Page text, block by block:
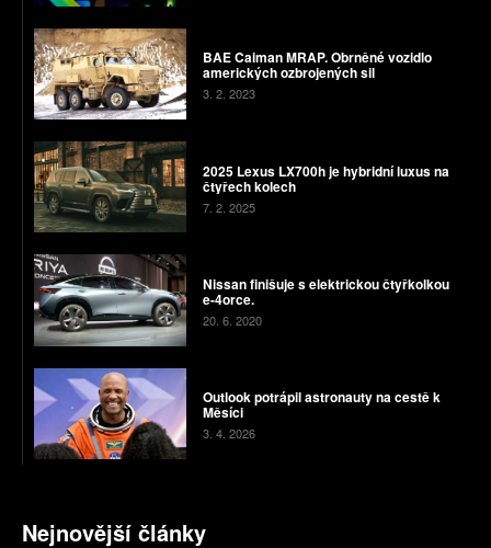
BAE Caiman MRAP. Obrněné vozidlo
amerických ozbrojených sil
3. 2. 2023
2025 Lexus LX700h je hybridní luxus na
čtyřech kolech
7. 2. 2025
Nissan finišuje s elektrickou čtyřkolkou
e-4orce.
20. 6. 2020
Outlook potrápil astronauty na cestě k
Měsíci
3. 4. 2026
Nejnovější články